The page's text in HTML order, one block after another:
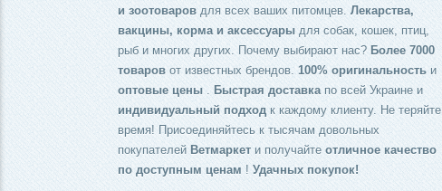
и зоотоваров для всех ваших питомцев. Лекарства,
вакцины, корма и аксессуары для собак, кошек, птиц,
рыб и многих других. Почему выбирают нас? Более 7000
товаров от известных брендов. 100% оригинальность и
оптовые цены
Быстрая доставка по всей Украине и
индивидуальный подход к каждому клиенту. Не теряйте
время! Присоединяйтесь к тысячам довольных
покупателей Ветмаркет и получайте отличное качество
по доступным ценам ! Удачных покупок!